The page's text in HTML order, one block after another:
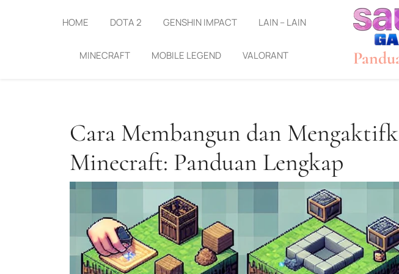
HOME DOTA 2 GENSHIN IMPACT LAIN – LAIN
MINECRAFT MOBILE LEGEND VALORANT
Cara Membangun dan
Minecraft: Panduan Lengkap